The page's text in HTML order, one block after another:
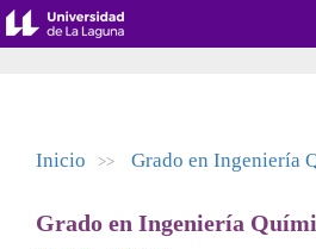
Inicio >> Grado en Ingeniería
Grado en Ingeniería